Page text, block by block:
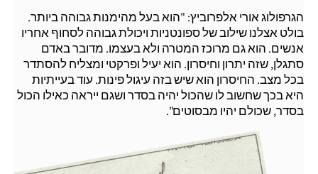
הגרפולוג אורי אלפרוביץ: "הוא בעל מהימנות גבוהה ביותר.
בולט אצלנו שילוב של ספונטניות ויכולת גבוהה לסחוף אחריו
אנשים. הוא גם מרוכז המטרה ולא בעצמו. מדובר באדם
סתגלן, שזה יתרון וחיסרון. הוא יעיל ופרקטי ומצליח להסתדר
בכל מצב. החיסרון הוא שיש בזה עיגול פינות. עוד בעייתיות
היא בכך שחשוב לו שהכול יהיה בסדר ושגם ייראה כאילו הכול
בסדר, שכולם יהיו מבסוטים".